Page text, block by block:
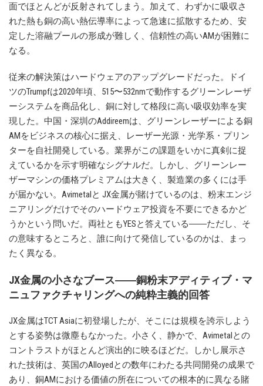
面でほとんどが反射されてしまう。加えて、わずかに吸収さ
れた熱も銅の高い熱伝導率によって急速に拡散するため、安
定した溶融プールの形成が難しく、信頼性の高いAMが困難に
なる。
従来の解決策はハードウェアのアップグレードだった。ドイ
ツのTrumpfは2020年頃、515〜532nmで動作するグリーンレーザ
ーシステムを商品化し、銅に対して格段に高い吸収効率を実
現した。中国・深圳のAddireemは、グリーンレーザーによる銅
AMをビジネスの核心に据え、レーザー光源・光学系・プリン
ターを自社開発している。業界がこの課題をいかに真剣に捉
えているかを示す明確なシグナルだ。しかし、グリーンレー
ザーマシンの価格プレミアムは大きく、製造業の多くには手
が届かない。Avimetalと JX金属が賭けているのは、粉末エンジ
ニアリングだけでそのハードウェア投資を不要にできるかど
うかという問いだ。両社ともYESと答えている――ただし、そ
の意味するところと、誰に向けて発信しているのかは、まっ
たく異なる。
JX金属の小さなブース――銅粉末アディティブ・マ
ニュファクチャリングへの純粋主義的回答
JX金属はTCT Asiaに初登場したが、そこには規模を誇示しよう
とする姿勢は微塵もなかった。小さく、静かで、Avimetalとの
コントラストがほとんど演出的に映るほどだ。しかし展示さ
れた技術は、英国のAlloyedとの数年にわたる共同開発の成果で
あり、銅AMにおける価値の所在についての根本的に異なる賭